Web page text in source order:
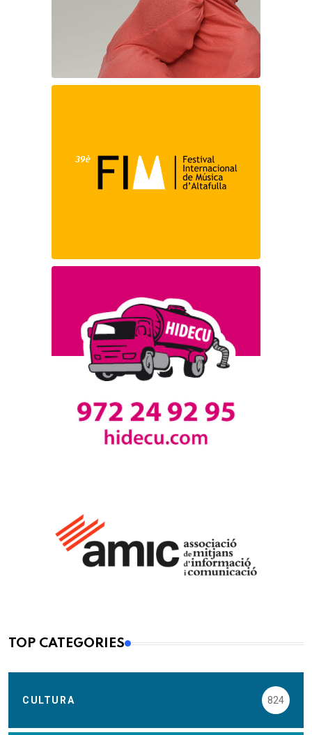
TOP CATEGORIES
CULTURA 824